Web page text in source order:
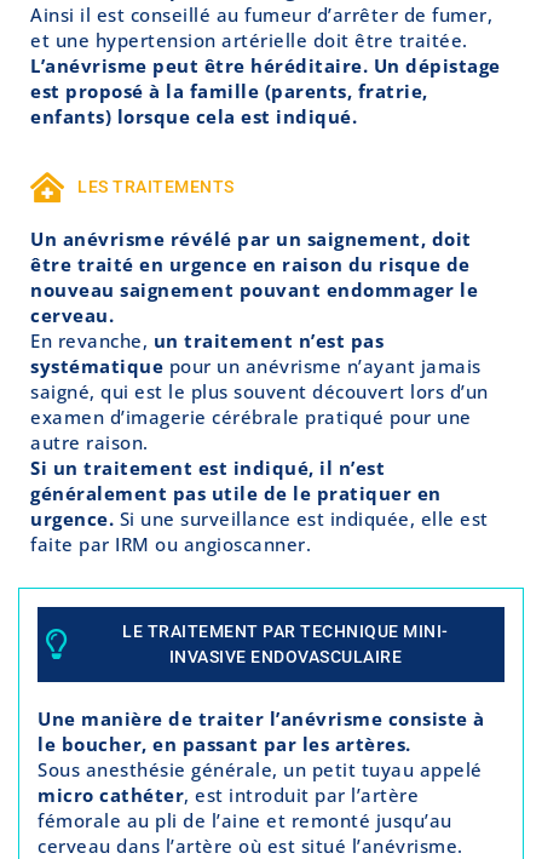
Ainsi il est conseillé au fumeur d’arrêter de fumer,
et une hypertension artérielle doit être traitée.
L’anévrisme peut être héréditaire. Un dépistage
est proposé à la famille (parents, fratrie,
enfants) lorsque cela est indiqué.
LES TRAITEMENTS
Un anévrisme révélé par un saignement, doit
être traité en urgence en raison du risque de
nouveau saignement pouvant endommager le
cerveau.
En revanche, un traitement n’est pas
systématique pour un anévrisme n’ayant jamais
saigné, qui est le plus souvent découvert lors d’un
examen d’imagerie cérébrale pratiqué pour une
autre raison.
Si un traitement est indiqué, il n’est
généralement pas utile de le pratiquer en
urgence. Si une surveillance est indiquée, elle est
faite par IRM ou angioscanner.
LE TRAITEMENT PAR TECHNIQUE MINI-
INVASIVE ENDOVASCULAIRE
Une manière de traiter l’anévrisme consiste à
le boucher, en passant par les artères.
Sous anesthésie générale, un petit tuyau appelé
micro cathéter, est introduit par l’artère
fémorale au pli de l’aine et remonté jusqu’au
cerveau dans l’artère où est situé l’anévrisme.